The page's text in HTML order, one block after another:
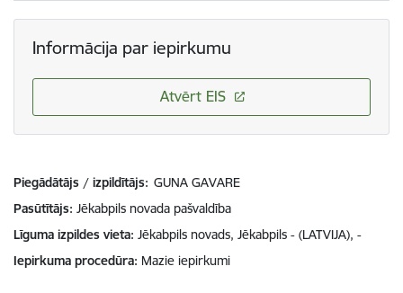
Informācija par iepirkumu
Atvērt EIS
Piegādātājs / izpildītājs: GUNA GAVARE
Pasūtītājs Jēkabpils novada pašvaldība
Līguma izpildes vieta Jēkabpils novads, Jēkabpils - (LATVIJA), -
Iepirkuma procedūra Mazie iepirkumi